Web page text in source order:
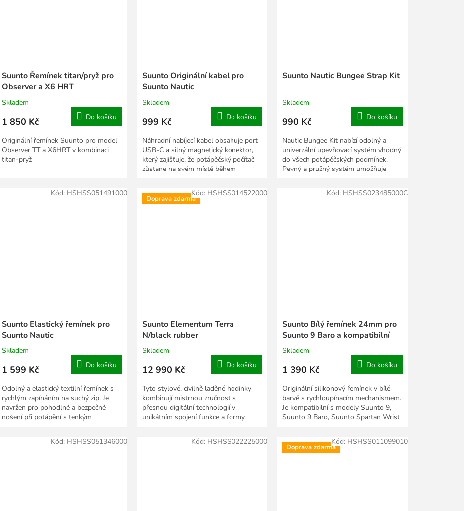
Suunto Řemínek titan/pryž pro
Observer a X6 HRT
Skladem
1 850 Kč Do košíku
Originální řemínek Suunto pro model
Observer TT a X6HRT v kombinaci
titan-pryž
Suunto Originální kabel pro
Suunto Nautic
Skladem
999 Kč Do košíku
Náhradní nabíjecí kabel obsahuje port
USB-C a silný magnetický konektor,
který zajišťuje, že potápěčský počítač
zůstane na svém místě během
Suunto Nautic Bungee Strap Kit
Skladem
990 Kč Do košíku
Nautic Bungee Kit nabízí odolný a
univerzální upevňovací systém vhodný
do všech potápěčských podmínek.
Pevný a pružný systém umožňuje
Suunto Elastický řemínek pro
Suunto Nautic
Skladem
1 599 Kč Do košíku
Odolný a elastický textilní řemínek s
rychlým zapínáním na suchý zip. Je
navržen pro pohodlné a bezpečné
nošení při potápění s tenkým
Kód: HSHSS051491000
Doprava zdarma
Suunto Elementum Terra
N/black rubber
Skladem
12 990 Kč Do košíku
Tyto stylové, civilně laděné hodinky
kombinují mistrnou zručnost s
přesnou digitální technologií v
unikátním spojení funkce a formy.
Kód: HSHSS014522000
Suunto Bílý řemínek 24mm pro
Suunto 9 Baro a kompatibilní
Skladem
1 390 Kč Do košíku
Originální silikonový řemínek v bílé
barvě s rychloupínacím mechanismem.
Je kompatibilní s modely Suunto 9,
Suunto 9 Baro, Suunto Spartan Wrist
Kód: HSHSS023485000C
Kód: HSHSS051346000 Kód: HSHSS022225000
Doprava zdarma
Kód: HSHSS011099010